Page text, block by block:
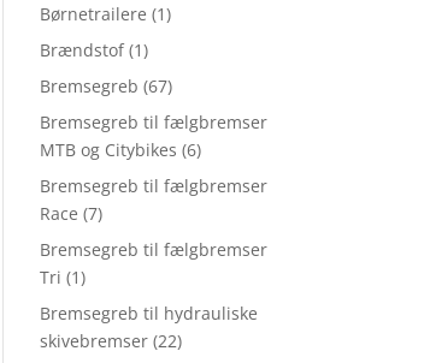
Børnetrailere (1)
Brændstof (1)
Bremsegreb (67)
Bremsegreb til fælgbremser
MTB og Citybikes (6)
Bremsegreb til fælgbremser
Race (7)
Bremsegreb til fælgbremser
Tri (1)
Bremsegreb til hydrauliske
skivebremser (22)